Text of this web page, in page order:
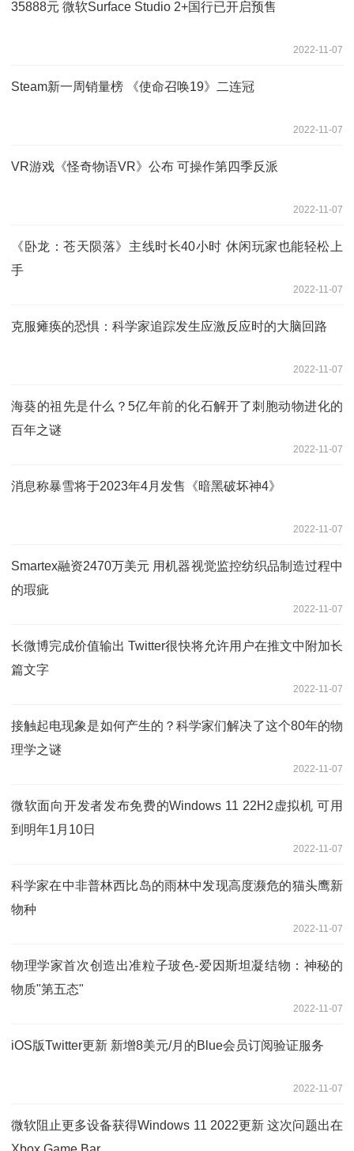
35888元 微软Surface Studio 2+国行已开启预售
2022-11-07
Steam新一周销量榜 《使命召唤19》二连冠
2022-11-07
VR游戏《怪奇物语VR》公布 可操作第四季反派
2022-11-07
《卧龙：苍天陨落》主线时长40小时 休闲玩家也能轻松上
手
2022-11-07
克服瘫痪的恐惧：科学家追踪发生应激反应时的大脑回路
2022-11-07
海葵的祖先是什么？5亿年前的化石解开了刺胞动物进化的
百年之谜
2022-11-07
消息称暴雪将于2023年4月发售《暗黑破坏神4》
2022-11-07
Smartex融资2470万美元 用机器视觉监控纺织品制造过程中
的瑕疵
2022-11-07
长微博完成价值输出 Twitter很快将允许用户在推文中附加长
篇文字
2022-11-07
接触起电现象是如何产生的？科学家们解决了这个80年的物
理学之谜
2022-11-07
微软面向开发者发布免费的Windows 11 22H2虚拟机 可用
到明年1月10日
2022-11-07
科学家在中非普林西比岛的雨林中发现高度濒危的猫头鹰新
物种
2022-11-07
物理学家首次创造出准粒子玻色-爱因斯坦凝结物：神秘的
物质"第五态"
2022-11-07
iOS版Twitter更新 新增8美元/月的Blue会员订阅验证服务
2022-11-07
微软阻止更多设备获得Windows 11 2022更新 这次问题出在